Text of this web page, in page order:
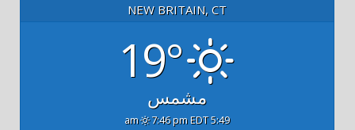
NEW BRITAIN, CT
19°
مشمس
5:49 am
7:46 pm EDT